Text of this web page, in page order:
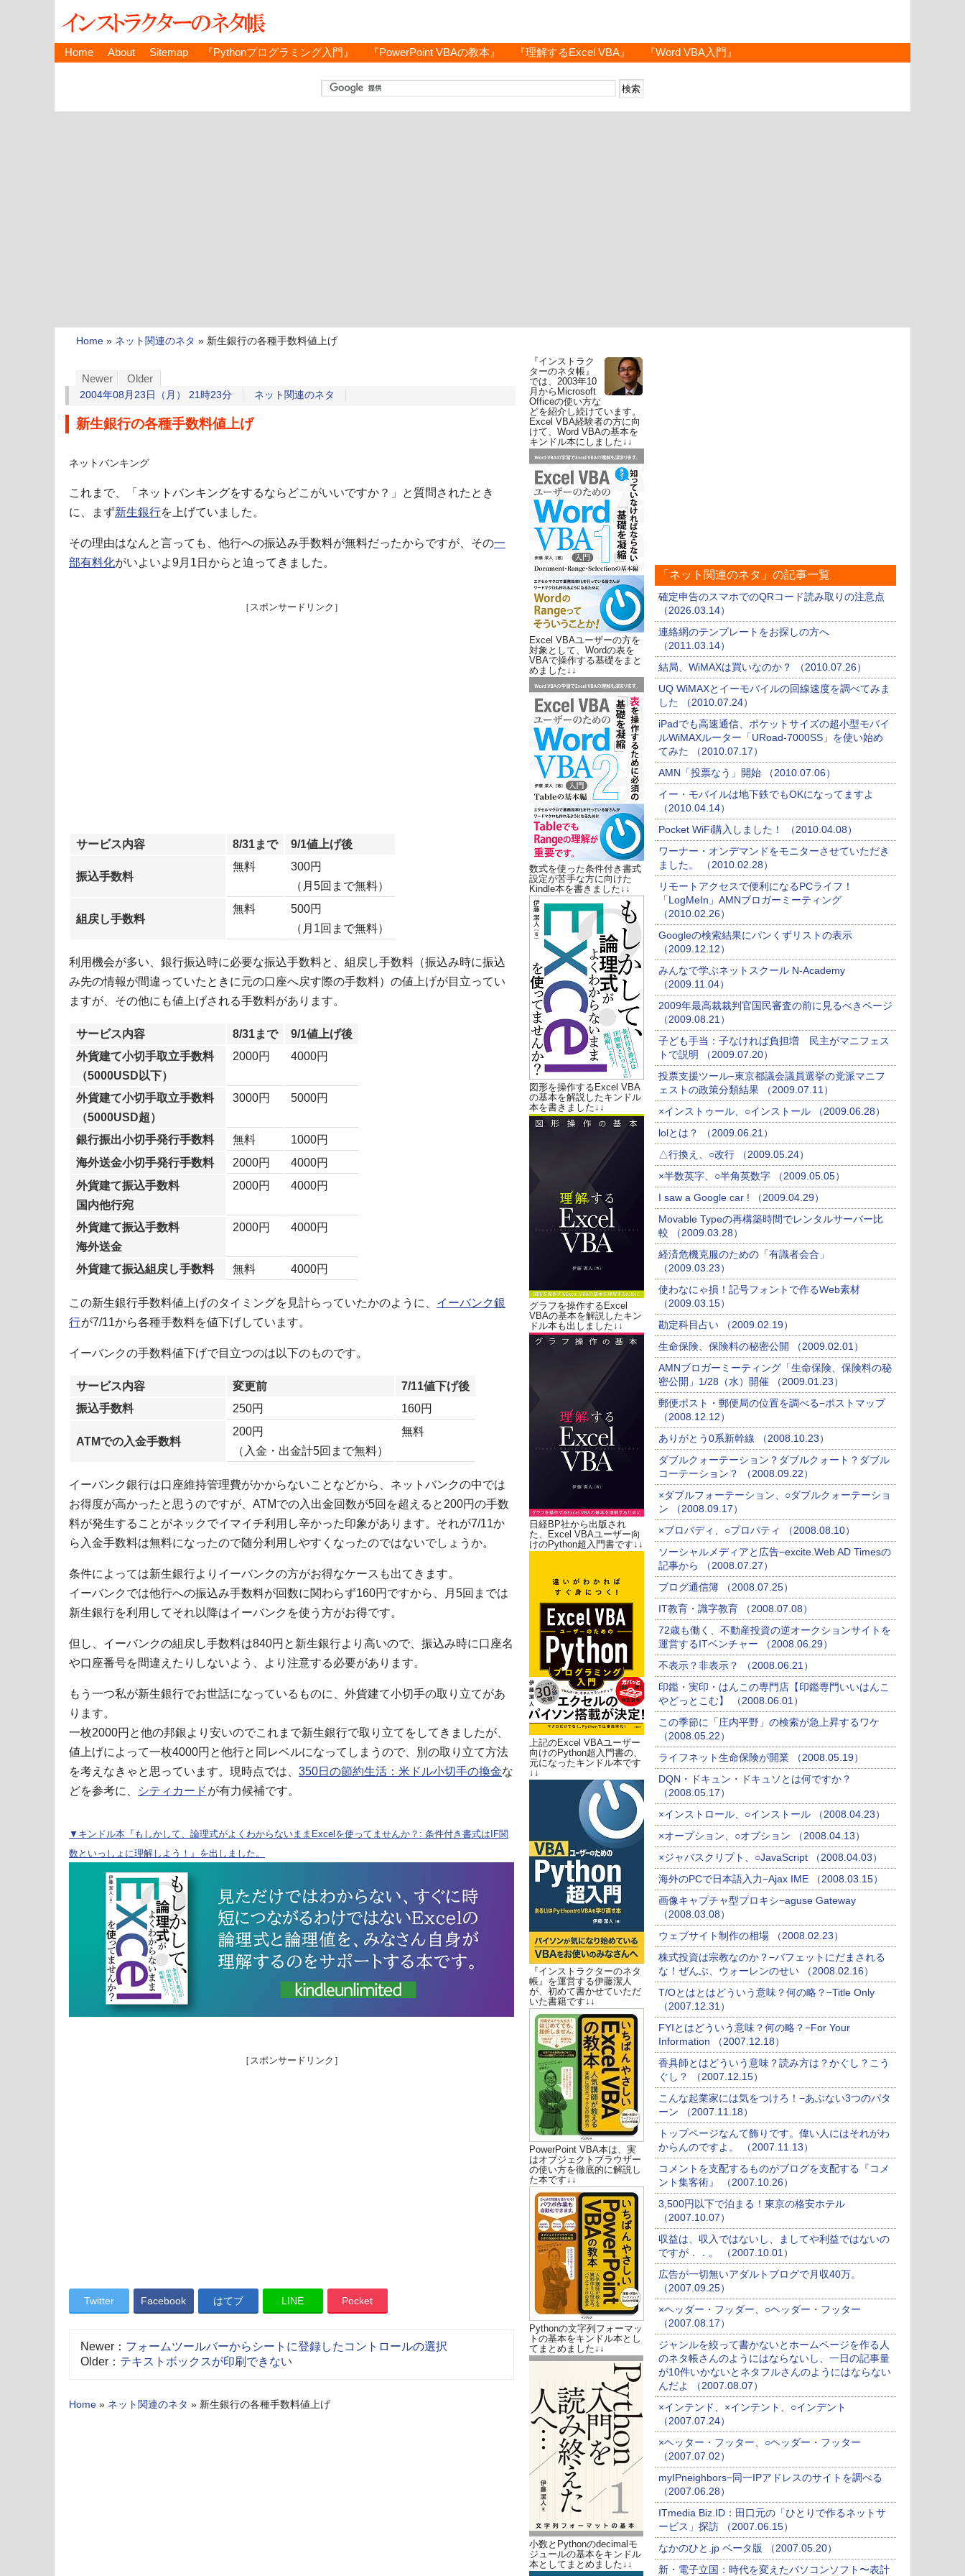
Home About Sitemap 『Pythonプログラミング入門』 『PowerPoint VBAの教本』 『理解するExcel VBA』 『Word VBA入門』
Home » ネット関連のネタ » 新生銀行の各種手数料値上げ
Newer Older
2004年08月23日（月） 21時23分 ネット関連のネタ
新生銀行の各種手数料値上げ
ネットバンキング
これまで、「ネットバンキングをするならどこがいいですか？」と質問されたとき
に、まず新生銀行を上げていました。
その理由はなんと言っても、他行への振込み手数料が無料だったからですが、その一
部有料化がいよいよ9月1日からと迫ってきました。
［スポンサードリンク］
サービス内容 8/31まで 9/1値上げ後
振込手数料
無料
300円
（月5回まで無料）
組戻し手数料
無料
500円
（月1回まで無料）
利用機会が多い、銀行振込時に必要な振込手数料と、組戻し手数料（振込み時に振込
み先の情報が間違っていたときに元の口座へ戻す際の手数料）の値上げが目立ってい
ますが、その他にも値上げされる手数料があります。
サービス内容 8/31まで
9/1値上げ後
外貨建て小切手取立手数料
（5000USD以下）
2000円 4000円
外貨建て小切手取立手数料
（5000USD超）
3000円 5000円
銀行振出小切手発行手数料 無料
1000円
海外送金小切手発行手数料
2000円
4000円
外貨建て振込手数料
国内他行宛
2000円 4000円
外貨建て振込手数料
海外送金
2000円 4000円
外貨建て振込組戻し手数料 無料 4000円
この新生銀行手数料値上げのタイミングを見計らっていたかのように、 イーバンク銀
行が7/11から各種手数料を値下げしています。
イーバンクの手数料値下げで目立つのは以下のものです。
サービス内容 変更前
7/11値下げ後
振込手数料
250円 160円
ATMでの入金手数料
200円
（入金・出金計5回まで無料）
無料
イーバンク銀行は口座維持管理費がかからないことなどから、ネットバンクの中では
お得度が高かったと思うのですが、ATMでの入出金回数が5回を超えると200円の手数
料が発生することがネックでイマイチ利用し辛かった印象があります。それが7/11か
ら入金手数料は無料になったので随分利用しやすくなったのではないでしょうか。
条件によっては新生銀行よりイーバンクの方がお得なケースも出てきます。
イーバンクでは他行への振込み手数料が回数に関わらず160円ですから、月5回までは
新生銀行を利用してそれ以降はイーバンクを使う方がお得です。
但し、イーバンクの組戻し手数料は840円と新生銀行より高いので、振込み時に口座名
や口座番号を間違えたりしないよう、より注意する必要があります。
もう一つ私が新生銀行でお世話になっているものに、外貨建て小切手の取り立てがあ
ります。
一枚2000円と他の邦銀より安いのでこれまで新生銀行で取り立てをしてきましたが、
値上げによって一枚4000円と他行と同レベルになってしまうので、別の取り立て方法
を考えなきゃと思っています。現時点では、 350日の節約生活：米ドル小切手の換金な
どを参考に、
シティカード が有力候補です。
▼キンドル本『もしかして、論理式がよくわからないままExcelを使ってませんか？: 条件付き書式はIF関
数といっしょに理解しよう！』を出しました。
［スポンサードリンク］
Twitter Facebook はてブ LINE Pocket
Newer： フォームツールバーからシートに登録したコントロールの選択
Older： テキストボックスが印刷できない
Home » ネット関連のネタ » 新生銀行の各種手数料値上げ
『インストラク
ターのネタ帳』
では、2003年10
月からMicrosoft
Officeの使い方な
どを紹介し続けています。
Excel VBA経験者の方に向
けて、Word VBAの基本を
キンドル本にしました↓↓
Excel VBAユーザーの方を
対象として、Wordの表を
VBAで操作する基礎をまと
めました↓↓
数式を使った条件付き書式
設定が苦手な方に向けた
Kindle本を書きました↓↓
図形を操作するExcel VBA
の基本を解説したキンドル
本を書きました↓↓
グラフを操作するExcel
VBAの基本を解説したキン
ドル本も出しました↓↓
日経BP社から出版され
た、Excel VBAユーザー向
けのPython超入門書です↓↓
上記のExcel VBAユーザー
向けのPython超入門書の、
元になったキンドル本です
↓↓
『インストラクターのネタ
帳』を運営する伊藤潔人
が、初めて書かせていただ
いた書籍です↓↓
PowerPoint VBA本は、実
はオブジェクトブラウザー
の使い方を徹底的に解説し
た本です↓↓
Pythonの文字列フォーマッ
トの基本をキンドル本とし
てまとめました↓↓
小数とPythonのdecimalモ
ジュールの基本をキンドル
本としてまとめました↓↓
「ネット関連のネタ」の記事一覧
確定申告のスマホでのQRコード読み取りの注意点
（2026.03.14）
連絡網のテンプレートをお探しの方へ
（2011.03.14）
結局、WiMAXは買いなのか？ （2010.07.26）
UQ WiMAXとイーモバイルの回線速度を調べてみま
した （2010.07.24）
iPadでも高速通信、ポケットサイズの超小型モバイ
ルWiMAXルーター「URoad-7000SS」を使い始め
てみた （2010.07.17）
AMN「投票なう」開始 （2010.07.06）
イー・モバイルは地下鉄でもOKになってますよ
（2010.04.14）
Pocket WiFi購入しました！ （2010.04.08）
ワーナー・オンデマンドをモニターさせていただき
ました。 （2010.02.28）
リモートアクセスで便利になるPCライフ！
「LogMeIn」AMNブロガーミーティング
（2010.02.26）
Googleの検索結果にパンくずリストの表示
（2009.12.12）
みんなで学ぶネットスクール N-Academy
（2009.11.04）
2009年最高裁裁判官国民審査の前に見るべきページ
（2009.08.21）
子ども手当：子なければ負担増 民主がマニフェス
トで説明 （2009.07.20）
投票支援ツール−東京都議会議員選挙の党派マニフ
ェストの政策分類結果 （2009.07.11）
×インストゥール、○インストール （2009.06.28）
lolとは？ （2009.06.21）
△行換え、○改行 （2009.05.24）
×半数英字、○半角英数字 （2009.05.05）
I saw a Google car ! （2009.04.29）
Movable Typeの再構築時間でレンタルサーバー比
較 （2009.03.28）
経済危機克服のための「有識者会合」
（2009.03.23）
使わなにゃ損！記号フォントで作るWeb素材
（2009.03.15）
勘定科目占い （2009.02.19）
生命保険、保険料の秘密公開 （2009.02.01）
AMNブロガーミーティング「生命保険、保険料の秘
密公開」1/28（水）開催 （2009.01.23）
郵便ポスト・郵便局の位置を調べる−ポストマップ
（2008.12.12）
ありがとう0系新幹線 （2008.10.23）
ダブルクォーテーション？ダブルクォート？ダブル
コーテーション？ （2008.09.22）
×ダブルフォーテーション、○ダブルクォーテーショ
ン （2008.09.17）
×ブロバディ、○プロパティ （2008.08.10）
ソーシャルメディアと広告−excite.Web AD Timesの
記事から （2008.07.27）
ブログ通信簿 （2008.07.25）
IT教育・識字教育 （2008.07.08）
72歳も働く、不動産投資の逆オークションサイトを
運営するITベンチャー （2008.06.29）
不表示？非表示？ （2008.06.21）
印鑑・実印・はんこの専門店【印鑑専門いいはんこ
やどっとこむ】 （2008.06.01）
この季節に「庄内平野」の検索が急上昇するワケ
（2008.05.22）
ライフネット生命保険が開業 （2008.05.19）
DQN・ドキュン・ドキュソとは何ですか？
（2008.05.17）
×インストロール、○インストール （2008.04.23）
×オープション、○オプション （2008.04.13）
×ジャバスクリプト、○JavaScript （2008.04.03）
海外のPCで日本語入力−Ajax IME （2008.03.15）
画像キャプチャ型プロキシ−aguse Gateway
（2008.03.08）
ウェブサイト制作の相場 （2008.02.23）
株式投資は宗教なのか？−バフェットにだまされる
な！ぜんぶ、ウォーレンのせい （2008.02.16）
T/Oとはとはどういう意味？何の略？−Title Only
（2007.12.31）
FYIとはどういう意味？何の略？−For Your
Information （2007.12.18）
香具師とはどういう意味？読み方は？かぐし？こう
ぐし？ （2007.12.15）
こんな起業家には気をつけろ！−あぶない3つのパタ
ーン （2007.11.18）
トップページなんて飾りです。偉い人にはそれがわ
からんのですよ。 （2007.11.13）
コメントを支配するものがブログを支配する『コメ
ント集客術』 （2007.10.26）
3,500円以下で泊まる！東京の格安ホテル
（2007.10.07）
収益は、収入ではないし、ましてや利益ではないの
ですが．．。 （2007.10.01）
広告が一切無いアダルトブログで月収40万。
（2007.09.25）
×ヘッダー・フッダー、○ヘッダー・フッター
（2007.08.17）
ジャンルを絞って書かないとホームページを作る人
のネタ帳さんのようにはならないし、一日の記事量
が10件いかないとネタフルさんのようにはならない
んだよ （2007.08.07）
×インテンド、×インテント、○インデント
（2007.07.24）
×ヘッター・フッター、○ヘッダー・フッター
（2007.07.02）
myIPneighbors−同一IPアドレスのサイトを調べる
（2007.06.28）
ITmedia Biz.ID：田口元の「ひとりで作るネットサ
ービス」探訪 （2007.06.15）
なかのひと.jp ベータ版 （2007.05.20）
新・電子立国：時代を変えたパソコンソフト〜表計